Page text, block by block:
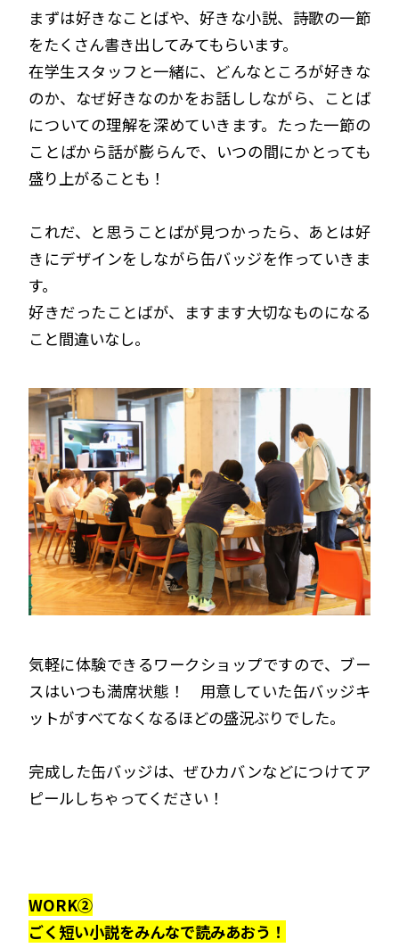
まずは好きなことばや、好きな小説、詩歌の一節
をたくさん書き出してみてもらいます。
在学生スタッフと一緒に、どんなところが好きな
のか、なぜ好きなのかをお話ししながら、ことば
についての理解を深めていきます。たった一節の
ことばから話が膨らんで、いつの間にかとっても
盛り上がることも！
これだ、と思うことばが見つかったら、あとは好
きにデザインをしながら缶バッジを作っていきま
す。
好きだったことばが、ますます大切なものになる
こと間違いなし。
気軽に体験できるワークショップですので、ブー
スはいつも満席状態！ 用意していた缶バッジキ
ットがすべてなくなるほどの盛況ぶりでした。
完成した缶バッジは、ぜひカバンなどにつけてア
ピールしちゃってください！
WORK②
ごく短い小説をみんなで読みあおう！